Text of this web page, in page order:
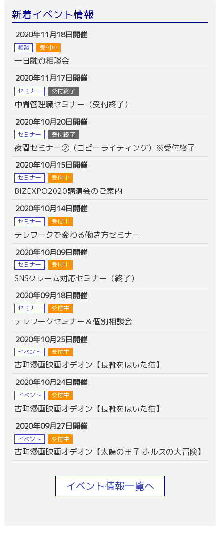
新着イベント情報
2020年11月18日開催
相談 受付中
一日融資相談会
2020年11月17日開催
セミナー 受付終了
中間管理職セミナー（受付終了）
2020年10月20日開催
セミナー 受付終了
夜間セミナー②（コピーライティング）※受付終了
2020年10月15日開催
セミナー 受付中
BIZEXPO2020講演会のご案内
2020年10月14日開催
セミナー 受付中
テレワークで変わる働き方セミナー
2020年10月09日開催
セミナー 受付中
SNSクレーム対応セミナー（終了）
2020年09月18日開催
セミナー 受付中
テレワークセミナー＆個別相談会
2020年10月25日開催
イベント 受付中
古町漫画映画オデオン【長靴をはいた猫】
2020年10月24日開催
イベント 受付中
古町漫画映画オデオン【長靴をはいた猫】
2020年09月27日開催
イベント 受付中
古町漫画映画オデオン【太陽の王子 ホルスの大冒険】
イベント情報一覧へ